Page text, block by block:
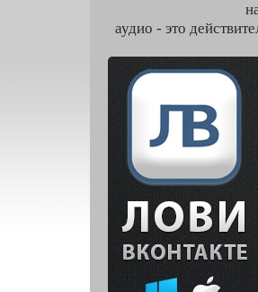
аудио - это